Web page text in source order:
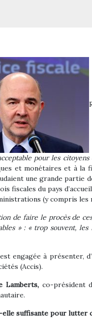
pour les
et monétaires et à la
une grande partie
fiscales du pays
(y compris les
de faire le procès de
» : « trop souvent, les
engagée à présenter,
(Accis).
Lamberts, co-président
suffisante pour lutter